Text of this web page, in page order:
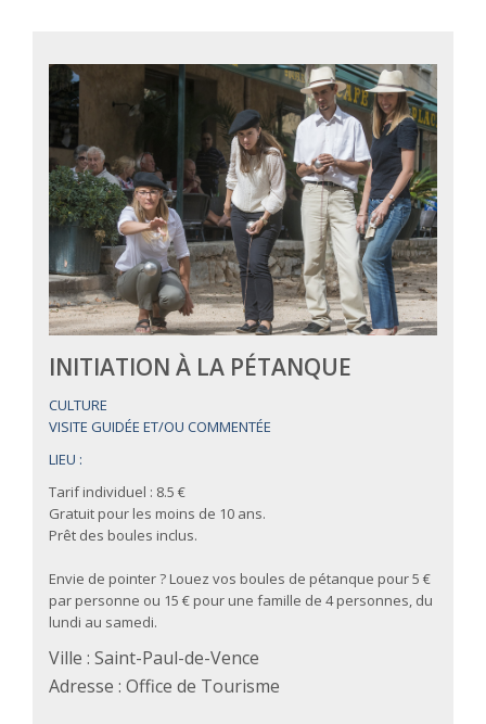
INITIATION À LA PÉTANQUE
CULTURE
VISITE GUIDÉE ET/OU COMMENTÉE
LIEU :
Tarif individuel : 8.5 €
Gratuit pour les moins de 10 ans.
Prêt des boules inclus.
Envie de pointer ? Louez vos boules de pétanque pour 5 €
par personne ou 15 € pour une famille de 4 personnes, du
lundi au samedi.
Ville : Saint-Paul-de-Vence
Adresse : Office de Tourisme